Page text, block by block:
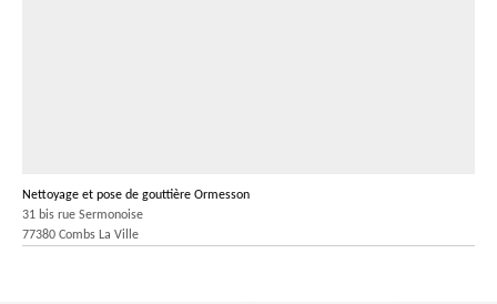
Nettoyage et pose de gouttière Ormesson
31 bis rue Sermonoise
77380 Combs La Ville